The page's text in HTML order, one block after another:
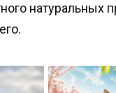
натуральных